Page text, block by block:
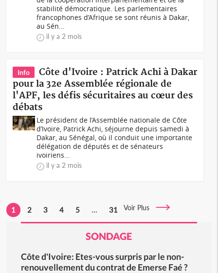
stabilité démocratique. Les parlementaires
francophones d’Afrique se sont réunis à Dakar,
au Sén...
il y a 2 mois
Info
Côte d'Ivoire : Patrick Achi à Dakar
pour la 32e Assemblée régionale de
l'APF, les défis sécuritaires au cœur des
débats
Le président de l’Assemblée nationale de Côte
d’Ivoire, Patrick Achi, séjourne depuis samedi à
Dakar, au Sénégal, où il conduit une importante
délégation de députés et de sénateurs
ivoiriens...
il y a 2 mois
1 2 3 4 5 ... 31 Voir Plus
SONDAGE
Côte d'Ivoire: Etes-vous surpris par le non-
renouvellement du contrat de Emerse Faé ?